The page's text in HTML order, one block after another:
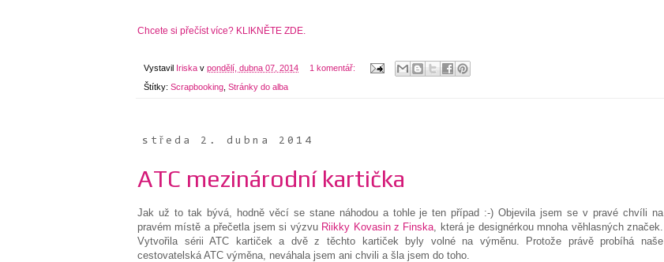
Chcete si přečíst více? KLIKNĚTE ZDE.
Vystavil Iriska v pondělí, dubna 07, 2014 1 komentář:
Štítky: Scrapbooking Stránky do alba
středa 2. dubna 2014
ATC mezinárodní kartička
Jak už to tak bývá, hodně věcí se stane náhodou a tohle je ten případ :-) Objevila jsem se v pravé chvíli na
pravém místě a přečetla jsem si výzvu Riikky Kovasin z Finska , která je designérkou mnoha věhlasných značek.
Vytvořila sérii ATC kartiček a dvě z těchto kartiček byly volné na výměnu. Protože právě probíhá naše
cestovatelská ATC výměna, neváhala jsem ani chvili a šla jsem do toho.